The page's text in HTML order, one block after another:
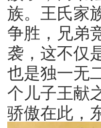
族。王氏家
争胜，兄弟
袭，这不仅
也是独一无
个儿子王献
骄傲在此，